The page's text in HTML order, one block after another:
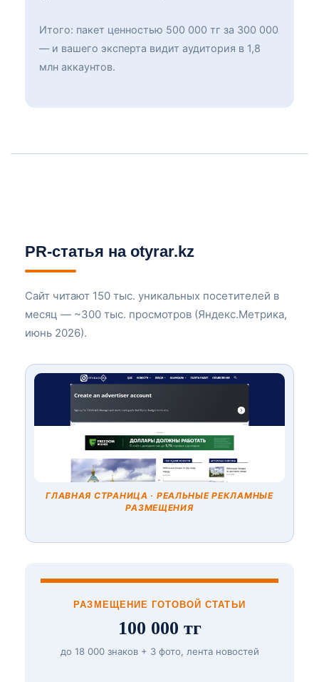
Итого: пакет ценностью 500 000 тг за 300 000
— и вашего эксперта видит аудитория в 1,8
млн аккаунтов.
PR-статья на otyrar.kz
Сайт читают 150 тыс. уникальных посетителей в
месяц — ~300 тыс. просмотров (Яндекс.Метрика,
июнь 2026).
ГЛАВНАЯ СТРАНИЦА · РЕАЛЬНЫЕ РЕКЛАМНЫЕ
РАЗМЕЩЕНИЯ
РАЗМЕЩЕНИЕ ГОТОВОЙ СТАТЬИ
100 000 тг
до 18 000 знаков + 3 фото, лента новостей